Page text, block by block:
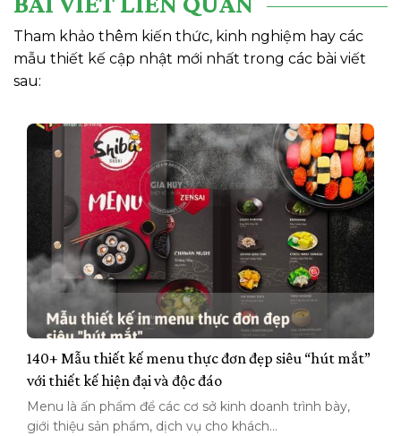
Tham khảo thêm kiến thức, kinh nghiệm hay các
mẫu thiết kế cập nhật mới nhất trong các bài viết
sau:
140+ Mẫu thiết kế menu thực đơn đẹp siêu “hút mắt”
với thiết kế hiện đại và độc đáo
Menu là ấn phẩm để các cơ sở kinh doanh trình bày,
giới thiệu sản phẩm, dịch vụ cho khách...